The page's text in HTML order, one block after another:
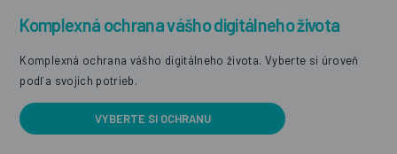
Komplexná ochrana vášho digitálneho života
Komplexná ochrana vášho digitálneho života. Vyberte si úroveň
podľa svojich potrieb.
VYBERTE SI OCHRANU